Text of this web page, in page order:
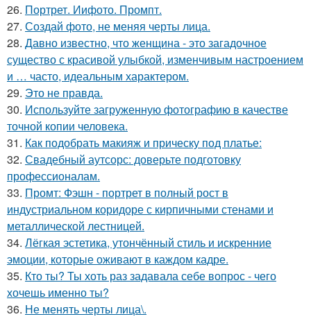
26. Портрет. Иифото. Промпт.
27. Создай фото, не меняя черты лица.
28. Давно известно, что женщина - это загадочное
существо с красивой улыбкой, изменчивым настроением
и … часто, идеальным характером.
29. Это не правда.
30. Используйте загруженную фотографию в качестве
точной копии человека.
31. Как подобрать макияж и прическу под платье:
32. Свадебный аутсорс: доверьте подготовку
профессионалам.
33. Промт: Фэшн - портрет в полный рост в
индустриальном коридоре с кирпичными стенами и
металлической лестницей.
34. Лёгкая эстетика, утончённый стиль и искренние
эмоции, которые оживают в каждом кадре.
35. Кто ты? Ты хоть раз задавала себе вопрос - чего
хочешь именно ты?
36. Не менять черты лица\.